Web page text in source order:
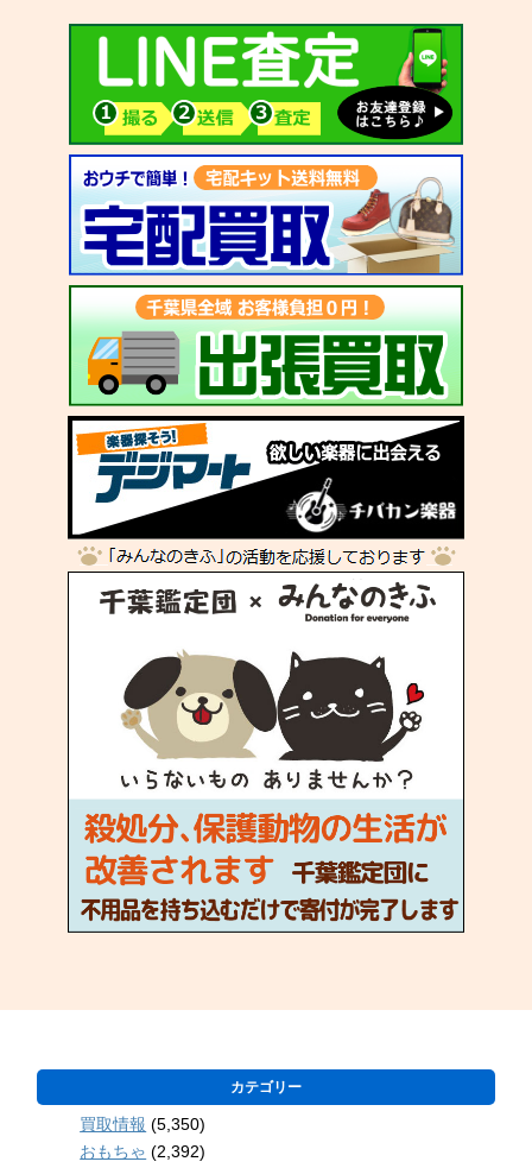
カテゴリー
買取情報 (5,350)
おもちゃ (2,392)